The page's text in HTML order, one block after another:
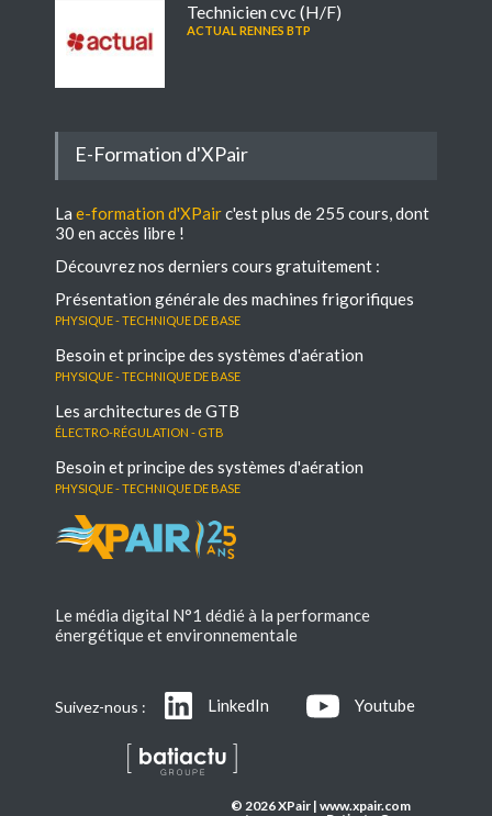
Technicien cvc (H/F)
ACTUAL RENNES BTP
E-Formation d'XPair
La e-formation d'XPairc'est plus de 255 cours, dont
30 en accès libre !
Découvrez nos derniers cours gratuitement :
Présentation générale des machines frigorifiques
Physique - Technique de base
Besoin et principe des systèmes d'aération
Physique - Technique de base
Les architectures de GTB
électro-régulation - GTB
Besoin et principe des systèmes d'aération
Physique - Technique de base
Le média digital N°1 dédié à la performance
énergétique et environnementale
Suivez-nous : LinkedIn Youtube
© 2026 XPair | www.xpair.com